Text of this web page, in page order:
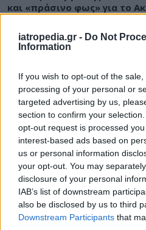
iatropedia.gr - Do Not
Information
If you wish to opt-out of the
processing of your personal or
targeted advertising by us,
section to confirm your
opt-out request is processed
interest-based ads based on
us or personal information
your opt-out. You may
disclosure of your personal
IAB’s list of downstream
also be disclosed by us to third
Downstream Participants that
και «πράσινο φως» για το
Κέντρο
ΥΓΕΙΑ 07 Αυγούστου 2026
Εξάνθημα μετά την πισίνα:
ερεθισμός από το χλώριο;
ΥΓΕΙΑ 07 Αυγούστου 2026
Πανδημίες: Πώς οι διεθνείς
προειδοποιήσουν για την
απειλή